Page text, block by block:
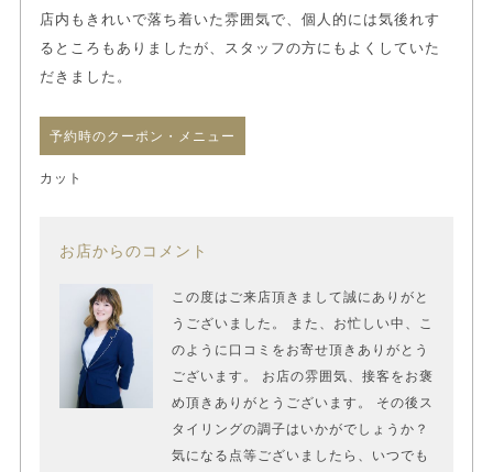
店内もきれいで落ち着いた雰囲気で、個人的には気後れす
るところもありましたが、スタッフの方にもよくしていた
だきました。
予約時のクーポン・メニュー
カット
お店からのコメント
この度はご来店頂きまして誠にありがと
うございました。 また、お忙しい中、こ
のように口コミをお寄せ頂きありがとう
ございます。 お店の雰囲気、接客をお褒
め頂きありがとうございます。 その後ス
タイリングの調子はいかがでしょうか？
気になる点等ございましたら、いつでも